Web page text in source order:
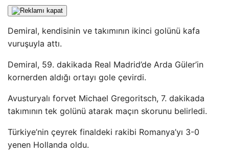
Demiral, kendisinin ve takımının ikinci golünü kafa
vuruşuyla attı.
Demiral, 59. dakikada Real Madrid’de Arda Güler’in
kornerden aldığı ortayı gole çevirdi.
Avusturyalı forvet Michael Gregoritsch, 7. dakikada
takımının tek golünü atarak maçın skorunu belirledi.
Türkiye’nin çeyrek finaldeki rakibi Romanya’yı 3-0
yenen Hollanda oldu.